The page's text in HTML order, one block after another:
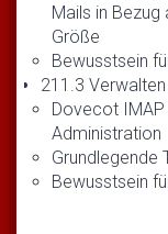
Mails in Bezug
Größe
Bewusstsein
211.3
Dovecot IMAP
Administration
Grundlegende
Bewusstsein